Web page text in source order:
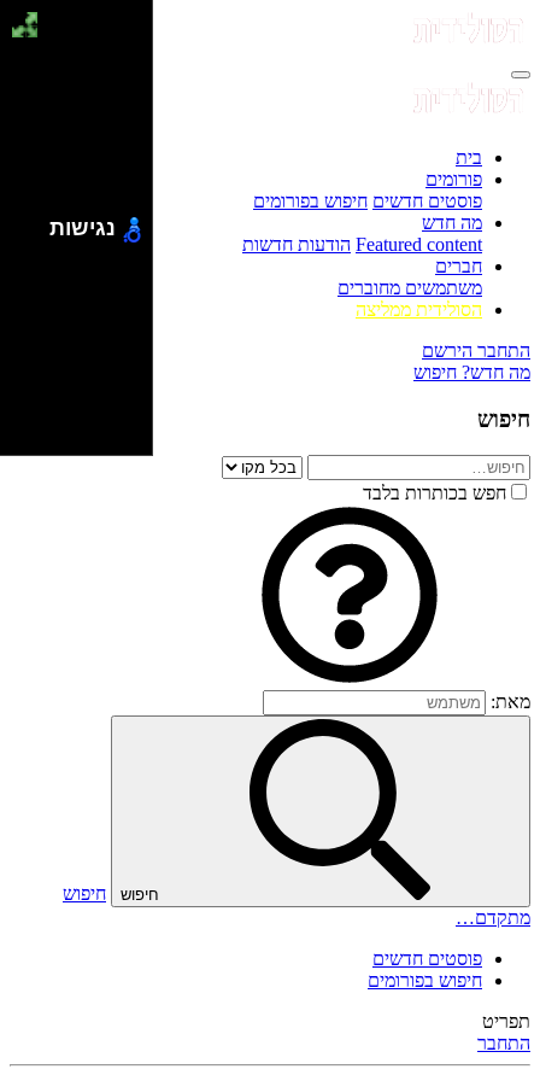
בית
פורומים
פוסטים חדשים חיפוש בפורומים
מה חדש
Featured content הודעות חדשות
חברים
משתמשים מחוברים
הסולידית ממליצה
התחבר הירשם
מה חדש? חיפוש
חיפוש
חפש בכותרות בלבד
מאת:
חיפוש
חיפוש
מתקדם…
פוסטים חדשים
חיפוש בפורומים
תפריט
התחבר
נגישות